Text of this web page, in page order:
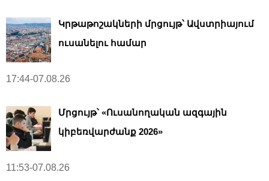
Կրթաթոշակների մրցույթ՝ Ավստրիայում
ուսանելու համար
17:44-07.08.26
Մրցույթ՝ «Ուսանողական ազգային
կիբեռվարժանք 2026»
11:53-07.08.26